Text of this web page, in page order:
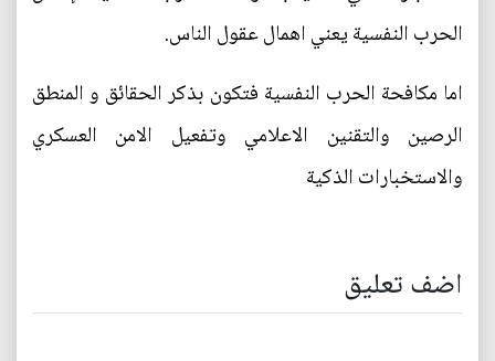
الحرب النفسية يعني اهمال عقول الناس.
اما مكافحة الحرب النفسية فتكون بذكر الحقائق و المنطق
الرصين والتقنين الاعلامي وتفعيل الامن العسكري
والاستخبارات الذكية
اضف تعليق